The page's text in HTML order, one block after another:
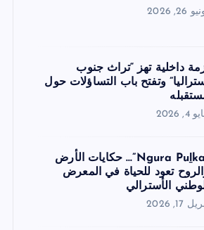
26, 2026
داخلية تهز “تراث جنوب
وتفتح باب التساؤلات حول
4, 2026
“Ngura Puḻka”… حكايات الأرض
تعود للحياة في المعرض
الأسترالي
17, 2026